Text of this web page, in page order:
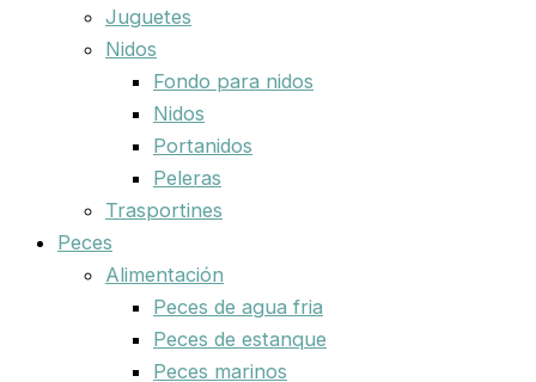
Juguetes
Nidos
Fondo para nidos
Nidos
Portanidos
Peleras
Trasportines
Peces
Alimentación
Peces de agua fria
Peces de estanque
Peces marinos